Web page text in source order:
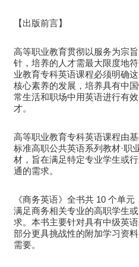
【出版前言】
高等职业教育贯彻以服务为宗
针，培养的人才需最大限度地
业教育专科英语课程必须明确
核心素养的发展，培养具有中
常生活和职场中用英语进行有
才。
高等职业教育专科英语课程由
标准高职公共英语系列教材·职
材，旨在满足特定专业学生或
通的需求。
《商务英语》全书共 10 个单
满足商务相关专业的高职学生
求。本书主要针对具有中级英
部分更具挑战性的附加学习资
需要。